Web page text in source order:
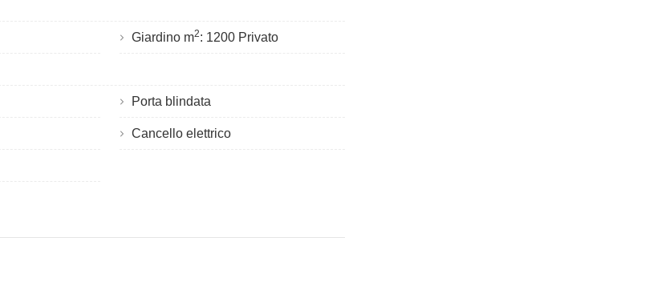
Giardino m2: 1200 Privato
Porta blindata
Cancello elettrico